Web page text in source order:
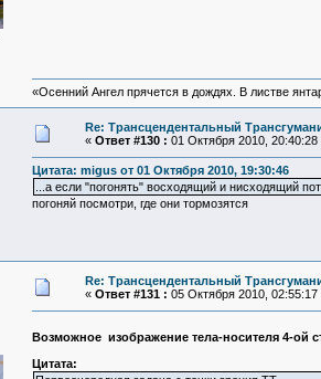
«Осенний Ангел прячется в дождях. В листве
Re: Трансцендентальный
« Ответ #130 : 01 Октября 2010, 20:40:28
Цитата: migus от 01 Октября 2010, 19:30:46
...а если "погонять" восходящий и нисходящий
погоняй посмотри, где они тормозятся
Re: Трансцендентальный
« Ответ #131 : 05 Октября 2010, 02:55:17
Возможное изображение тела-носителя 4-ой
Цитата: